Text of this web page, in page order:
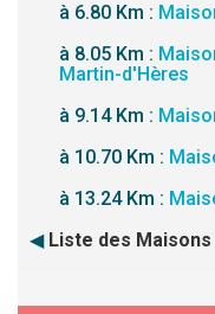
à 6.80 Km :
à 8.05 Km :
Martin-d'Hères
à 9.14 Km :
à 10.70 Km :
à 13.24 Km :
◀ Liste des